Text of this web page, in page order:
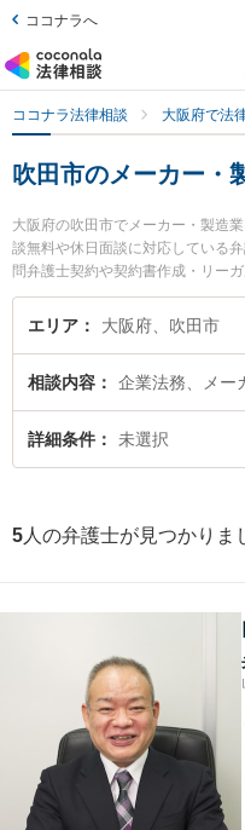
ココナラへ
ココナラ法律相談 大阪府で法
吹田市のメーカー・
大阪府の吹田市でメーカー・製造
談無料や休日面談に対応している
問弁護士契約や契約書作成・リー
の細かな分野での絞り込み検索も
村 栄作弁護士やクラルス法律会計
弁護士に相談したい』『メーカー
弁護士を検索したい』『初回相談
田市内の弁護士に相談予約したい
エリア 大阪府、吹田市
相談内容 企業法務、メー
詳細条件 未選択
5 人の弁護士が見つかりま